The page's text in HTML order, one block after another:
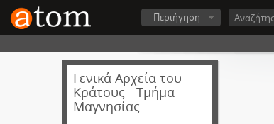
Περιήγηση
Γενικά Αρχεία του
Κράτους - Τμήμα
Μαγνησίας